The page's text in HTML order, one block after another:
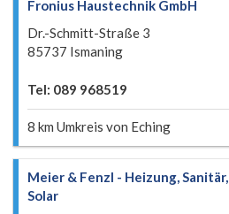
Fronius Haustechnik GmbH
Dr.-Schmitt-Straße 3
85737 Ismaning
Tel: 089 968519
8 km Umkreis von Eching
Meier & Fenzl - Heizung, Sanitär,
Solar